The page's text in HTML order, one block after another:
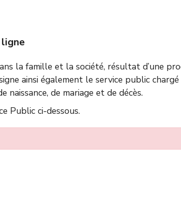
la famille et la société, résultat d’une
ainsi également le service public
de mariage et de décès.
Public ci-dessous.